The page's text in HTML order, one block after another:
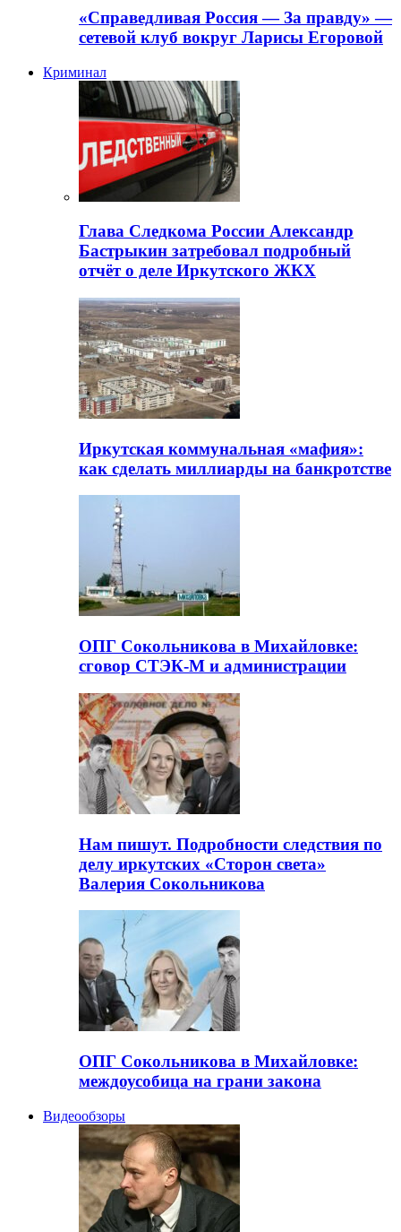
«Справедливая Россия — За правду» —
сетевой клуб вокруг Ларисы Егоровой
Криминал
Глава Следкома России Александр
Бастрыкин затребовал подробный
отчёт о деле Иркутского ЖКХ
Иркутская коммунальная «мафия»:
как сделать миллиарды на банкротстве
ОПГ Сокольникова в Михайловке:
сговор СТЭК-М и администрации
Нам пишут. Подробности следствия по
делу иркутских «Сторон света»
Валерия Сокольникова
ОПГ Сокольникова в Михайловке:
междоусобица на грани закона
Видеообзоры